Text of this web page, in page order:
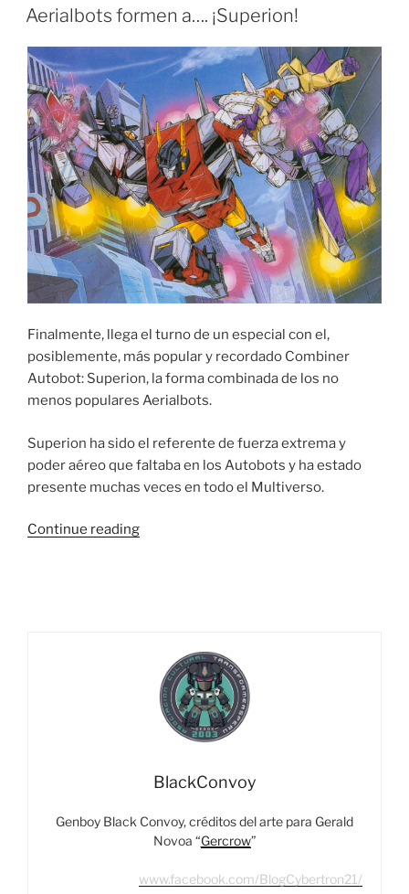
ON
Aerialbots formen a…. ¡Superion!
Finalmente, llega el turno de un especial con el,
posiblemente, más popular y recordado Combiner
Autobot: Superion, la forma combinada de los no
menos populares Aerialbots.
Superion ha sido el referente de fuerza extrema y
poder aéreo que faltaba en los Autobots y ha estado
presente muchas veces en todo el Multiverso.
Continue reading“Aerialbots
BlackConvoy
Genboy Black Convoy, créditos del arte para Gerald
Novoa “Gercrow”
www.facebook.com/BlogCybertron21/